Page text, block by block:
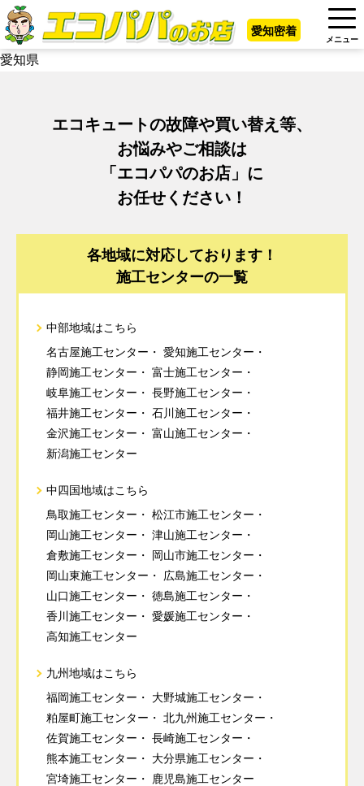
愛知密着
メニュー
愛知県
エコキュートの故障や買い替え等、
お悩みやご相談は
「エコパパのお店」に
お任せください！
各地域に対応しております！
施工センターの一覧
中部地域はこちら
名古屋施工センター
愛知施工センター
静岡施工センター
富士施工センター
岐阜施工センター
長野施工センター
福井施工センター
石川施工センター
金沢施工センター
富山施工センター
新潟施工センター
中四国地域はこちら
鳥取施工センター
松江市施工センター
岡山施工センター
津山施工センター
倉敷施工センター
岡山市施工センター
岡山東施工センター
広島施工センター
山口施工センター
徳島施工センター
香川施工センター
愛媛施工センター
高知施工センター
九州地域はこちら
福岡施工センター
大野城施工センター
粕屋町施工センター
北九州施工センター
佐賀施工センター
長崎施工センター
熊本施工センター
大分県施工センター
宮埼施工センター
鹿児島施工センター